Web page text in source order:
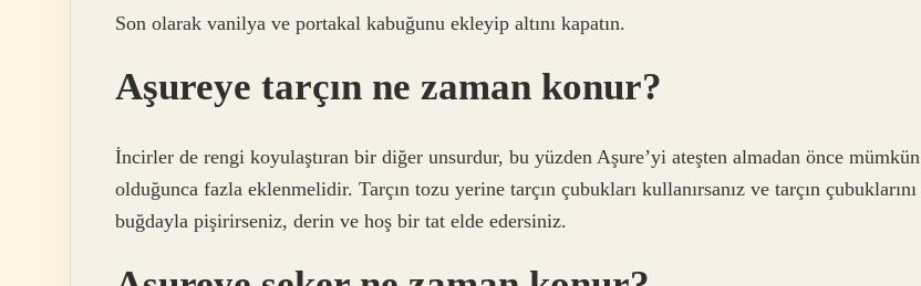
Son olarak vanilya ve portakal kabuğunu ekleyip altını kapatın.
Aşureye tarçın ne zaman konur?
İncirler de rengi koyulaştıran bir diğer unsurdur, bu yüzden Aşure’yi ateşten almadan önce mümkün
olduğunca fazla eklenmelidir. Tarçın tozu yerine tarçın çubukları kullanırsanız ve tarçın çubuklarını
buğdayla pişirirseniz, derin ve hoş bir tat elde edersiniz.